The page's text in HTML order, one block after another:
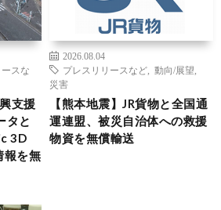
スな
支援
タと
3D
報を無
2026.08.04
プレスリリースなど
動向/展望
災害
【熊本地震】JR貨物と全国通
運連盟、被災自治体への救援
物資を無償輸送